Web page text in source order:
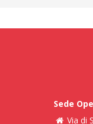
Sede
Via di